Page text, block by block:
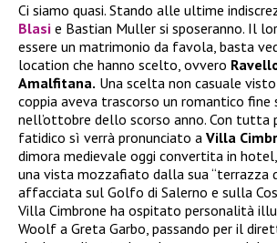
Ci siamo quasi. Stando alle ultime
Blasi e Bastian Muller si sposeranno. Il
essere un matrimonio da favola, basta
location che hanno scelto, ovvero
Amalfitana. Una scelta non casuale
coppia aveva trascorso un romantico
nell’ottobre dello scorso anno. Con tutta
fatidico sì verrà pronunciato a Villa
dimora medievale oggi convertita in
una vista mozzafiato dalla sua “terrazza
affacciata sul Golfo di Salerno e sulla
Villa Cimbrone ha ospitato personalità
Woolf a Greta Garbo, passando per il